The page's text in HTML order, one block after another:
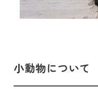
小動物について